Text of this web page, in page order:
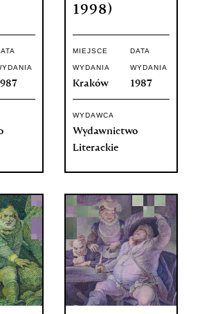
1998)
MIEJSCE
WYDANIA
Kraków
DATA
WYDANIA
1987
WYDAWCA
Wydawnictwo
Literackie